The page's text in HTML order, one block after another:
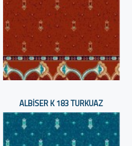
ALBISER K 183 TURKUAZ